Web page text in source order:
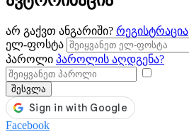
არ გაქვთ ანგარიში? რეგისტრაცია
ელ-ფოსტა
პაროლი პაროლის აღდგენა?
შესვლა
Facebook